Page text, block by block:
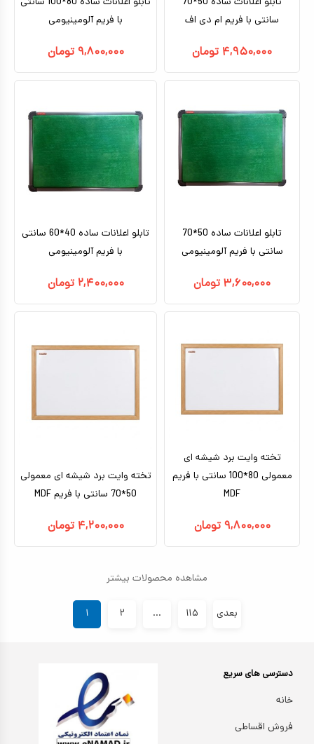
سانتی با فریم ام دی اف
۴,۹۵۰,۰۰۰ تومان
با فریم آلومینیومی
۹,۸۰۰,۰۰۰ تومان
تابلو اعلانات ساده 50*70
سانتی با فریم آلومینیومی
۳,۶۰۰,۰۰۰ تومان
تابلو اعلانات ساده 40*60 سانتی
با فریم آلومینیومی
۲,۴۰۰,۰۰۰ تومان
تخته وایت برد شیشه ای
معمولی 80*100 سانتی با فریم
MDF
۹,۸۰۰,۰۰۰ تومان
تخته وایت برد شیشه ای معمولی
50*70 سانتی با فریم MDF
۴,۲۰۰,۰۰۰ تومان
مشاهده محصولات بیشتر
۱ ۲ ... ۱۱۵ بعدی
دسترسی های سریع
خانه
فروش اقساطی